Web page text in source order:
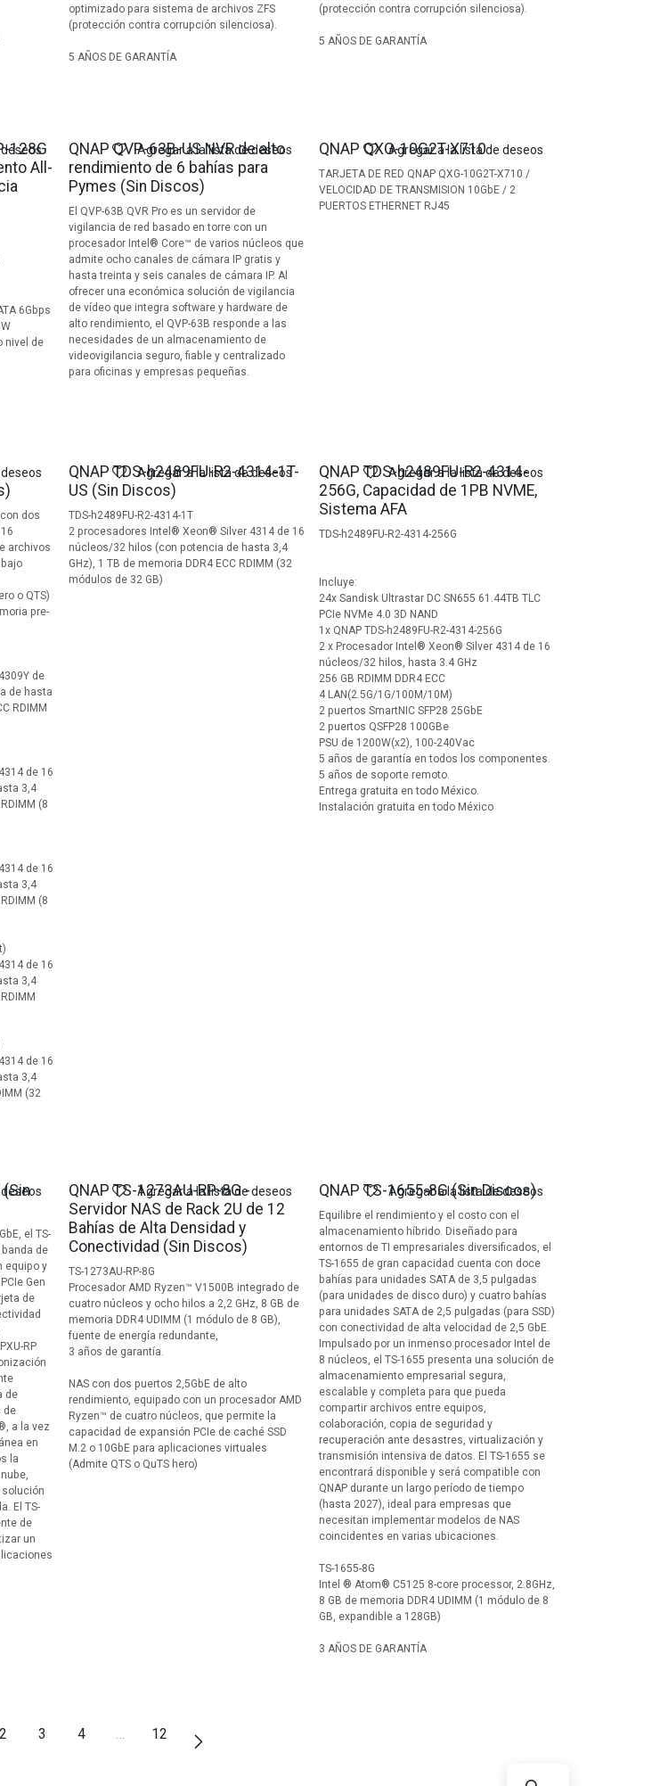
optimizado para sistema de archivos ZFS
(protección contra corrupción silenciosa).
5 AÑOS DE GARANTÍA
(protección contra corrupción silenciosa).
5 AÑOS DE GARANTÍA
128G
All-
6Gbps
nivel de
QNAP QVP-63B-US NVR de alto
rendimiento de 6 bahías para
Pymes (Sin Discos)
El QVP-63B QVR Pro es un servidor de
vigilancia de red basado en torre con un
procesador Intel® Core™ de varios núcleos que
admite ocho canales de cámara IP gratis y
hasta treinta y seis canales de cámara IP. Al
ofrecer una económica solución de vigilancia
de vídeo que integra software y hardware de
alto rendimiento, el QVP-63B responde a las
necesidades de un almacenamiento de
videovigilancia seguro, fiable y centralizado
para oficinas y empresas pequeñas.
Agregar a la lista de deseos QNAP QXG-10G2T-X710
TARJETA DE RED QNAP QXG-10G2T-X710 /
VELOCIDAD DE TRANSMISION 10GbE / 2
PUERTOS ETHERNET RJ45
Agregar a la lista de deseos
dos
archivos
o QTS)
pre-
de
de hasta
RDIMM
de 16
3,4
(8
de 16
3,4
(8
de 16
3,4
de 16
3,4
(32
QNAP TDS-h2489FU-R2-4314-1T-
US (Sin Discos)
TDS-h2489FU-R2-4314-1T
2 procesadores Intel® Xeon® Silver 4314 de 16
núcleos/32 hilos (con potencia de hasta 3,4
GHz), 1 TB de memoria DDR4 ECC RDIMM (32
módulos de 32 GB)
Agregar a la lista de deseos
QNAP TDS-h2489FU-R2-4314-
256G, Capacidad de 1PB NVME,
Sistema AFA
TDS-h2489FU-R2-4314-256G
Incluye:
24x Sandisk Ultrastar DC SN655 61.44TB TLC
PCIe NVMe 4.0 3D NAND
1x QNAP TDS-h2489FU-R2-4314-256G
2 x Procesador Intel® Xeon® Silver 4314 de 16
núcleos/32 hilos, hasta 3.4 GHz
256 GB RDIMM DDR4 ECC
4 LAN(2.5G/1G/100M/10M)
2 puertos SmartNIC SFP28 25GbE
2 puertos QSFP28 100GBe
PSU de 1200W(x2), 100-240Vac
5 años de garantía en todos los componentes.
5 años de soporte remoto.
Entrega gratuita en todo México.
Instalación gratuita en todo México
Agregar a la lista de deseos
(Sin
el TS-
banda de
equipo y
Gen
de
RP
de
de
a la vez
en
la
El TS-
de
un
QNAP TS-1273AU-RP-8G -
Servidor NAS de Rack 2U de 12
Bahías de Alta Densidad y
Conectividad (Sin Discos)
TS-1273AU-RP-8G
Procesador AMD Ryzen™ V1500B integrado de
cuatro núcleos y ocho hilos a 2,2 GHz, 8 GB de
memoria DDR4 UDIMM (1 módulo de 8 GB),
fuente de energía redundante,
3 años de garantía.
NAS con dos puertos 2,5GbE de alto
rendimiento, equipado con un procesador AMD
Ryzen™ de cuatro núcleos, que permite la
capacidad de expansión PCIe de caché SSD
M.2 o 10GbE para aplicaciones virtuales
(Admite QTS o QuTS hero)
Agregar a la lista de deseos QNAP TS-1655-8G (Sin Discos)
Equilibre el rendimiento y el costo con el
almacenamiento híbrido. Diseñado para
entornos de TI empresariales diversificados, el
TS-1655 de gran capacidad cuenta con doce
bahías para unidades SATA de 3,5 pulgadas
(para unidades de disco duro) y cuatro bahías
para unidades SATA de 2,5 pulgadas (para SSD)
con conectividad de alta velocidad de 2,5 GbE.
Impulsado por un inmenso procesador Intel de
8 núcleos, el TS-1655 presenta una solución de
almacenamiento empresarial segura,
escalable y completa para que pueda
compartir archivos entre equipos,
colaboración, copia de seguridad y
recuperación ante desastres, virtualización y
transmisión intensiva de datos. El TS-1655 se
encontrará disponible y será compatible con
QNAP durante un largo período de tiempo
(hasta 2027), ideal para empresas que
necesitan implementar modelos de NAS
coincidentes en varias ubicaciones.
TS-1655-8G
Intel ® Atom® C5125 8-core processor, 2.8GHz,
8 GB de memoria DDR4 UDIMM (1 módulo de 8
GB, expandible a 128GB)
3 AÑOS DE GARANTÍA
Agregar a la lista de deseos
2 3 4 … 12